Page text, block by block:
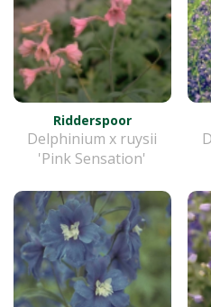
Ridderspoor
Delphinium x ruysii
'Pink Sensation'